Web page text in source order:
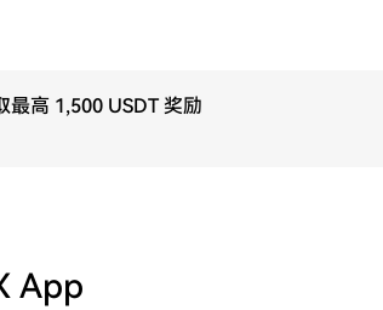
最高 1,500 USDT 奖励
App